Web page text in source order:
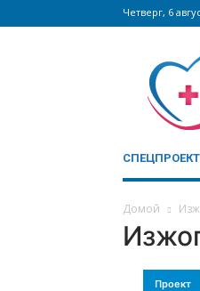
Четверг, 6
Домой
Проект